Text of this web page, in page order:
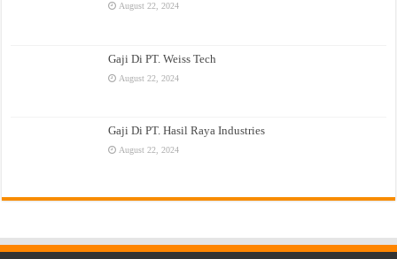
August 22, 2024
Gaji Di PT. Weiss Tech
August 22, 2024
Gaji Di PT. Hasil Raya Industries
August 22, 2024